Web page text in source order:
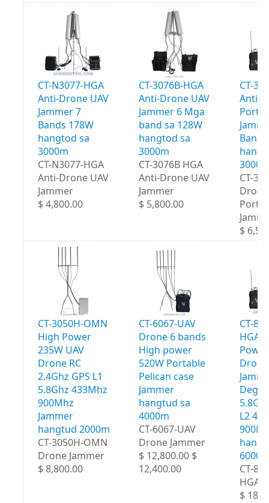
CT-N3077-HGA
Anti-Drone UAV
Jammer 7
Bands 178W
hangtod sa
3000m
CT-N3077-HGA
Anti-Drone UAV
Jammer
$ 4,800.00
CT-3076B-HGA
Anti-Drone UAV
Jammer 6 Mga
band sa 128W
hangtod sa
3000m
CT-3076B HGA
Anti-Drone UAV
Jammer
$ 5,800.00
CT-
Anti-
CT-
$
CT-3050H-OMN
High Power
235W UAV
Drone RC
2.4Ghz GPS L1
5.8Ghz 433Mhz
900Mhz
Jammer
hangtud 2000m
CT-3050H-OMN
Drone Jammer
$ 8,800.00
CT-6067-UAV
Drone 6 bands
High power
520W Portable
Pelican case
Jammer
hangtud sa
4000m
CT-6067-UAV
Drone Jammer
$ 12,800.00 $
12,400.00
CT-
HGA
L2
CT-
HGA
$